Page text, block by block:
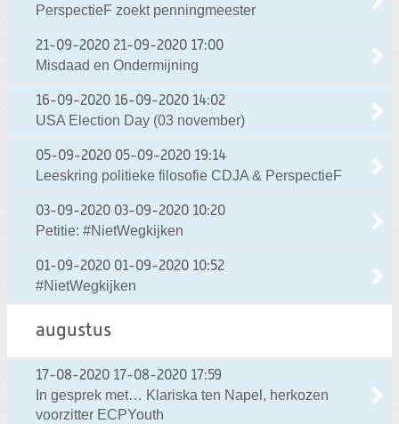
PerspectieF zoekt penningmeester
21-09-2020 21-09-2020 17:00
Misdaad en Ondermijning
16-09-2020 16-09-2020 14:02
USA Election Day (03 november)
05-09-2020 05-09-2020 19:14
Leeskring politieke filosofie CDJA & PerspectieF
03-09-2020 03-09-2020 10:20
Petitie: #NietWegkijken
01-09-2020 01-09-2020 10:52
#NietWegkijken
augustus
17-08-2020 17-08-2020 17:59
In gesprek met… Klariska ten Napel, herkozen
voorzitter ECPYouth